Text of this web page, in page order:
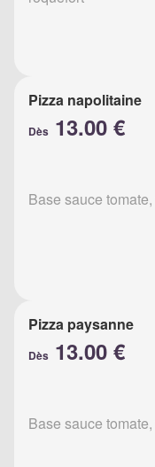
Pizza napolitaine
Dès 13.00 €
Base sauce
Pizza paysanne
Dès 13.00 €
Base sauce